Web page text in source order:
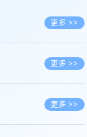
更多 >>
更多 >>
更多 >>